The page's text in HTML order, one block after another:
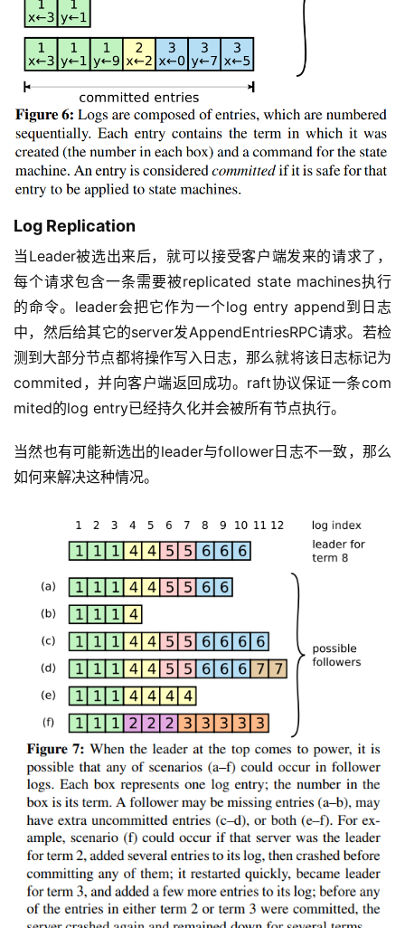
Log Replication
当Leader被选出来后，就可以接受客户端发来的请求了，
每个请求包含一条需要被replicated state machines执行
的命令。leader会把它作为一个log entry append到日志
中，然后给其它的server发AppendEntriesRPC请求。若检
测到大部分节点都将操作写入日志，那么就将该日志标记为
commited，并向客户端返回成功。raft协议保证一条com
mited的log entry已经持久化并会被所有节点执行。
当然也有可能新选出的leader与follower日志不一致，那么
如何来解决这种情况。